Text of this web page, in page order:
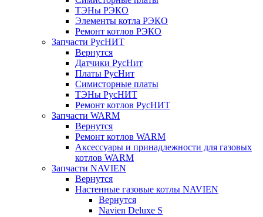
ТЭНы РЭКО
Элементы котла РЭКО
Ремонт котлов РЭКО
Запчасти РусНИТ
Вернутся
Датчики РусНит
Платы РусНит
Симисторные платы
ТЭНы РусНИТ
Ремонт котлов РусНИТ
Запчасти WARM
Вернутся
Ремонт котлов WARM
Аксессуары и принадлежности для газовых
котлов WARM
Запчасти NAVIEN
Вернутся
Настенные газовые котлы NAVIEN
Вернутся
Navien Deluxe S